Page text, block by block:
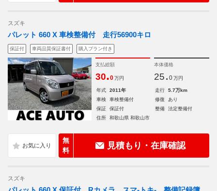
スズキ
パレット 660 X 車検整備付 走行56900キロ
保証付 車両品質保証書付 購入プラン付き
支払総額
30.0 万円
本体価格
25. 0 万円
年式 2011年 走行
5.7万km
車検
車検整備付 修復
あり
保証
保証付 整備
法定整備付
住所
和歌山県 和歌山市
無
料
見積もり・在庫確認
スズキ